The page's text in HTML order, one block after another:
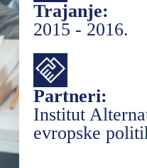
Trajanje:
2015 - 2016.
Partneri:
Institut
evropske